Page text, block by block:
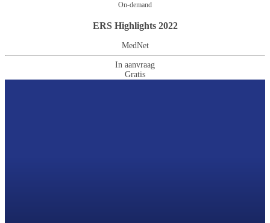
On-demand
ERS Highlights 2022
MedNet
In aanvraag
Gratis